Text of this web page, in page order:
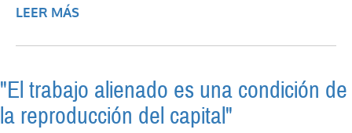
LEER MÁS
"El trabajo alienado es una condición de
la reproducción del capital"